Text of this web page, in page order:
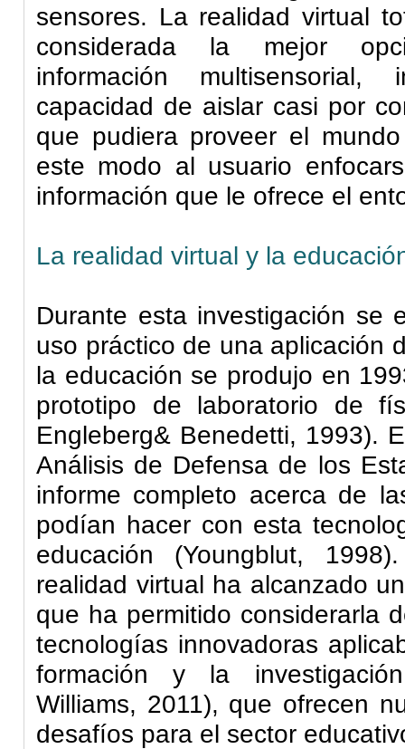
sensores. La realidad virtual
considerada la mejor
información multisensorial,
capacidad de aislar casi por
que pudiera proveer el
este modo al usuario
información que le ofrece el
La realidad virtual y la
Durante esta investigación se
uso práctico de una aplicación
la educación se produjo en
prototipo de laboratorio de
Engleberg& Benedetti, 1993).
Análisis de Defensa de los
informe completo acerca de
podían hacer con esta
educación (Youngblut,
realidad virtual ha alcanzado
que ha permitido considerarla
tecnologías innovadoras
formación y la
Williams, 2011), que ofrecen
desafíos para el sector